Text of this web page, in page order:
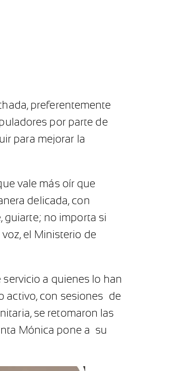
preferentemente
por parte de
para mejorar la
vale más oír que
delicada, con
guiarte; no importa si
el Ministerio de
a quienes lo han
activo, con sesiones de
se retomaron las
Mónica pone a su